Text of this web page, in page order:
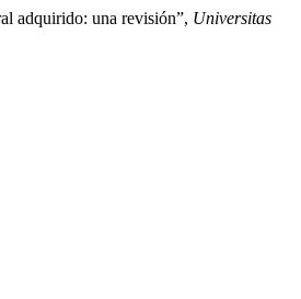
adquirido: una revisión”, Universitas